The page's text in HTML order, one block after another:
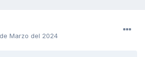
Marzo del 2024